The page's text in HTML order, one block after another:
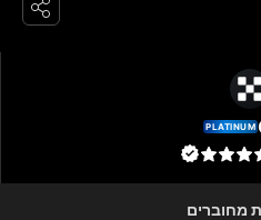
PLATINUM
מחוברים